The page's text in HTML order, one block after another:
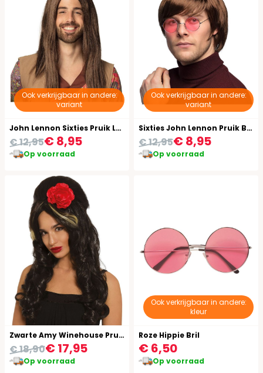
Ook verkrijgbaar in andere:
variant
John Lennon Sixties Pruik Lang
€ 8,95
€ 12,95
Op voorraad
Ook verkrijgbaar in andere:
variant
Sixties John Lennon Pruik Bruin
€ 8,95
€ 12,95
Op voorraad
Zwarte Amy Winehouse Pruik met Bloem
€ 17,95
€ 18,90
Op voorraad
Ook verkrijgbaar in andere:
kleur
Roze Hippie Bril
€ 6,50
Op voorraad